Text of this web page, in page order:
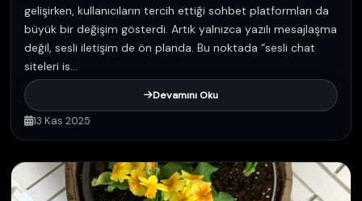
gelişirken, kullanıcıların tercih ettiği sohbet platformları da
büyük bir değişim gösterdi. Artık yalnızca yazılı mesajlaşma
değil, sesli iletişim de ön planda. Bu noktada “sesli chat
siteleri is...
Devamını Oku
13 Kas 2025